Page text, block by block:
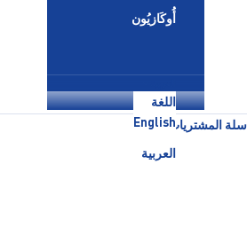
أُوكَازيُون
اللغة
English
العربية
سلة المشتريات